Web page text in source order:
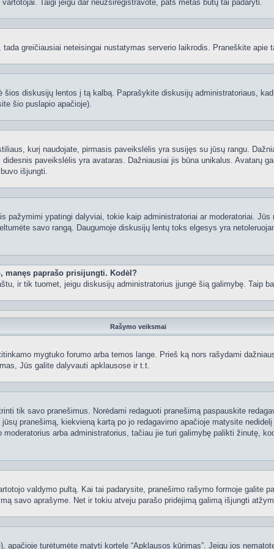
Taigi jeigu dar neužsiregistravote, pats metas būtų tai padaryti.
greičiausiai neteisingai nustatymas serverio laikrodis. Praneškite apie
diskusijų lentos į tą kalbą. Paprašykite diskusijų administratoriaus,
šio puslapio apačioje).
kurį naudojate, pirmasis paveikslėlis yra susijęs su jūsų rangu.
paveikslėlis yra avataras. Dažniausiai jis būna unikalus. Avatarų
išjungti.
pažymimi ypatingi dalyviai, tokie kaip administratoriai ar moderatoriai.
savo rangą. Daugumoje diskusijų lentų toks elgesys yra
manęs paprašo prisijungti. Kodėl?
ir tik tuomet, jeigu diskusijų administratorius įjungė šią galimybę. Taip
Rašymo veiksmai
mygtuko forumo arba temos lange. Prieš ką nors rašydami
Jūs galite dalyvauti apklausose ir t.t.
tik savo pranešimus. Norėdami redaguoti pranešimą paspauskite
pranešimą, kiekvieną kartą po jo redagavimo apačioje matysite
arba administratorius, tačiau jie turi galimybę palikti žinutę,
valdymo pultą. Kai tai padarysite, pranešimo rašymo formoje galite
savo aprašyme. Net ir tokiu atveju parašo pridėjimą galimą išjungti
apačioje turėtumėte matyti kortelę “Apklausos kūrimas”. Jeigu jos